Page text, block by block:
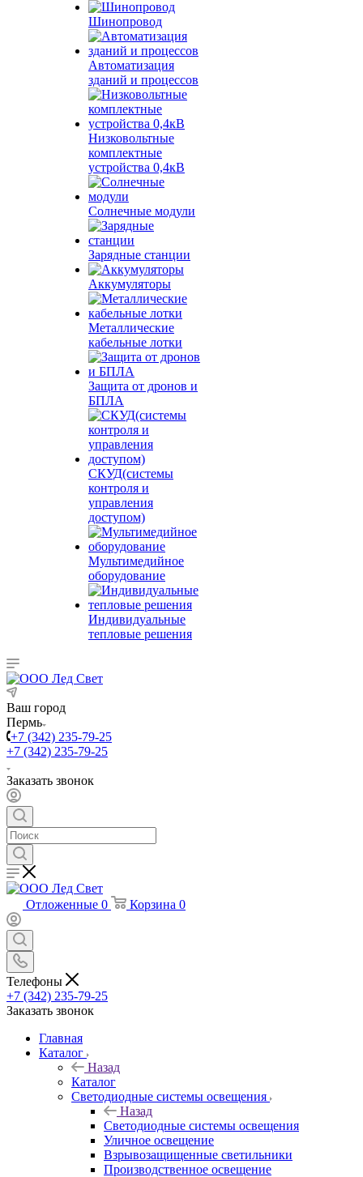
Шинопровод
Автоматизация
зданий и процессов
Низковольтные
комплектные
устройства 0,4кВ
Солнечные модули
Зарядные станции
Аккумуляторы
Металлические
кабельные лотки
Защита от дронов и
БПЛА
СКУД(системы
контроля и
управления
доступом)
Мультимедийное
оборудование
Индивидуальные
тепловые решения
Ваш город
Пермь
+7 (342) 235-79-25
+7 (342) 235-79-25
Заказать звонок
Отложенные 0 Корзина 0
Телефоны
+7 (342) 235-79-25
Заказать звонок
Главная
Каталог
Назад
Каталог
Светодиодные системы освещения
Назад
Светодиодные системы освещения
Уличное освещение
Взрывозащищенные светильники
Производственное освещение